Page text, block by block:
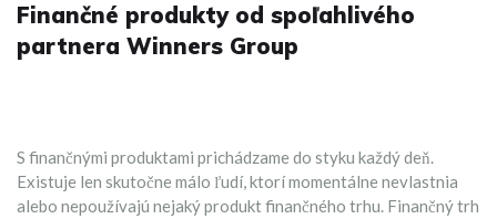
Finančné produkty od spoľahlivého
partnera Winners Group
S finančnými produktami prichádzame do styku každý deň.
Existuje len skutočne málo ľudí, ktorí momentálne nevlastnia
alebo nepoužívajú nejaký produkt finančného trhu. Finančný trh